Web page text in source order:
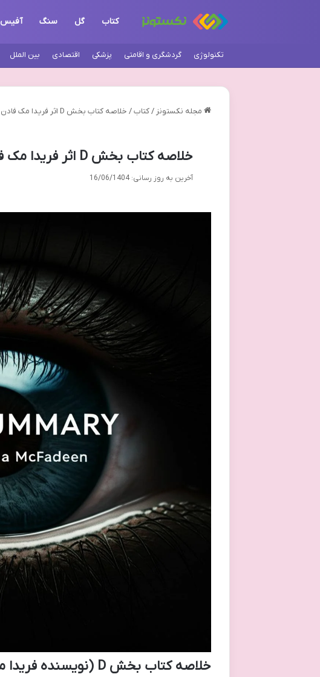
کتاب گل سنگ آفیس
تکنولوژی گردشگری و اقامتی پزشکی اقتصادی بین الملل
مجله نکستونز / کتاب / خلاصه کتاب بخش D اثر فریدا مک فادن – درک کامل و سریع
خلاصه کتاب بخش D اثر فریدا مک فادن – درک کامل و سریع
آخرین به روز رسانی: 16/06/1404
خلاصه کتاب بخش D (نویسنده فریدا مک فادن)